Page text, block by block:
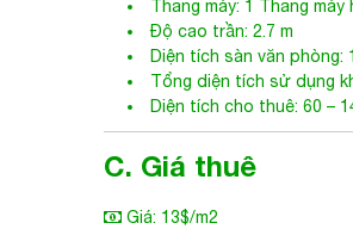
Độ cao trần: 2.7 m
Diện tích sàn văn phòng:
Tổng diện tích sử dụng
Diện tích cho thuê: 60 –
Phí quản lý: 3.5$/m2